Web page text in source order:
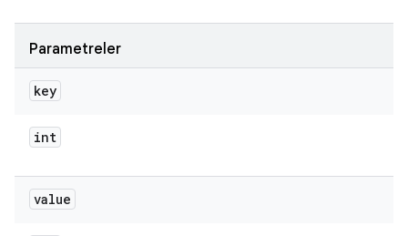
Parametreler
key
int
value